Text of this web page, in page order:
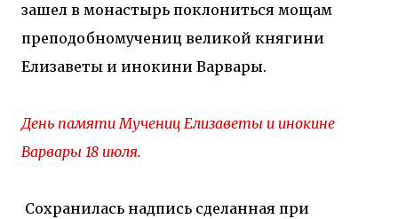
зашел в монастырь поклониться мощам
преподобномучениц великой княгини
Елизаветы и инокини Варвары.
День памяти Мучениц Елизаветы и инокине
Варвары 18 июля.
Сохранилась надпись сделанная при